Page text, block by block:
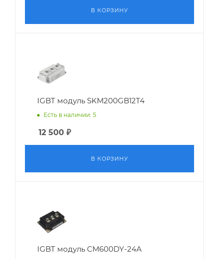
В КОРЗИНУ
IGBT модуль SKM200GB12T4
Есть в наличии: 5
12 500 ₽
В КОРЗИНУ
IGBT модуль CM600DY-24A